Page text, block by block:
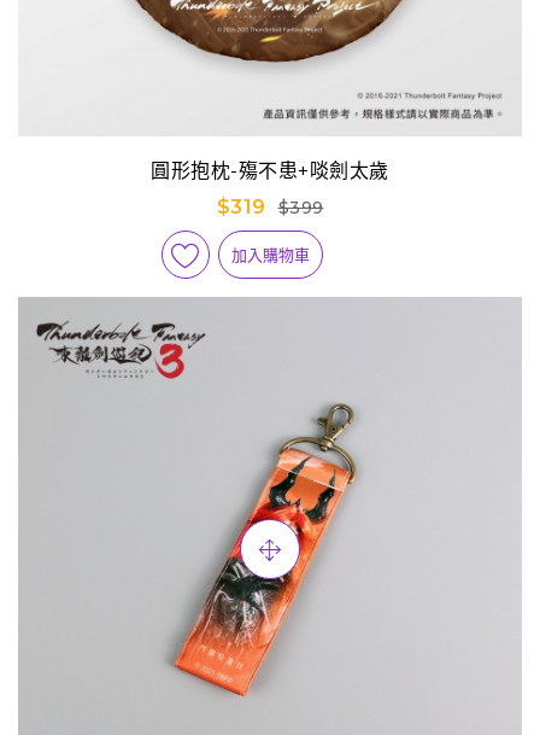
圓形抱枕-殤不患+啖劍太歲
$319
$399
加入購物車